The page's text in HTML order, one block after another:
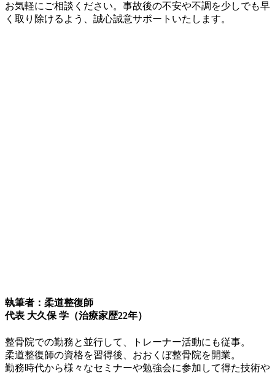
お気軽にご相談ください。事故後の不安や不調を少しでも早
く取り除けるよう、誠心誠意サポートいたします。
執筆者：柔道整復師
代表 大久保 学（治療家歴22年）
整骨院での勤務と並行して、トレーナー活動にも従事。
柔道整復師の資格を習得後、おおくぼ整骨院を開業。
勤務時代から様々なセミナーや勉強会に参加して得た技術や